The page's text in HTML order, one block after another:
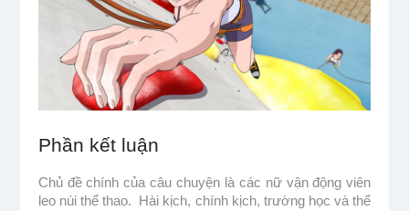
Phần kết luận
Chủ đề chính của câu chuyện là các nữ vận động viên
leo núi thể thao.  Hài kịch, chính kịch, trường học và thể